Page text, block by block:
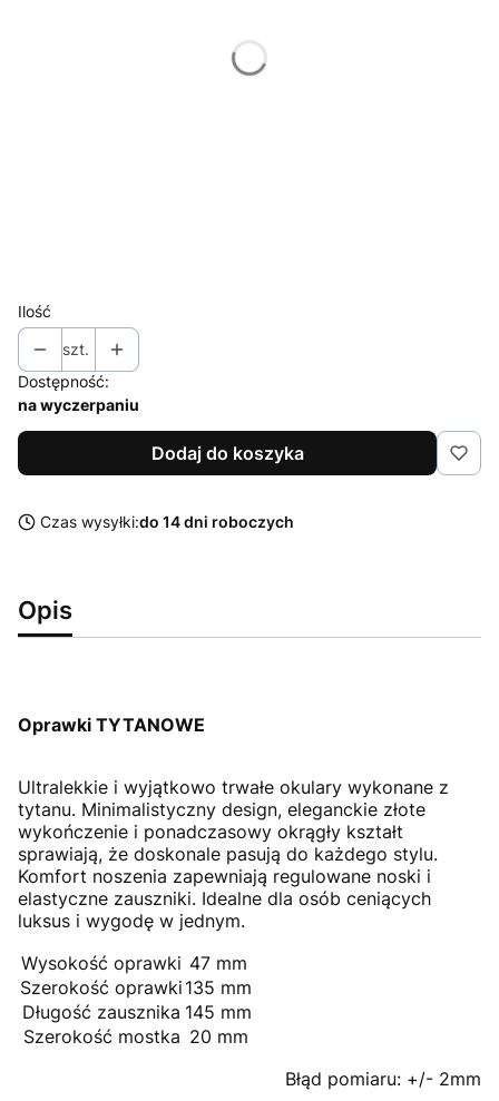
Opcjonalne
Ilość
szt.
Dostępność:
na wyczerpaniu
Dodaj do koszyka
Czas wysyłki:do 14 dni roboczych
Opis
Oprawki TYTANOWE
Ultralekkie i wyjątkowo trwałe okulary wykonane z
tytanu. Minimalistyczny design, eleganckie złote
wykończenie i ponadczasowy okrągły kształt
sprawiają, że doskonale pasują do każdego stylu.
Komfort noszenia zapewniają regulowane noski i
elastyczne zauszniki. Idealne dla osób ceniących
luksus i wygodę w jednym.
Wysokość oprawki 47 mm
Szerokość oprawki 135 mm
Długość zausznika 145 mm
Szerokość mostka 20 mm
Błąd pomiaru: +/- 2mm